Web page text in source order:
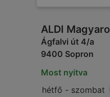
ALDI
Ágfalvi út 4/a
9400 Sopron
Most nyitva
hétfő - szombat